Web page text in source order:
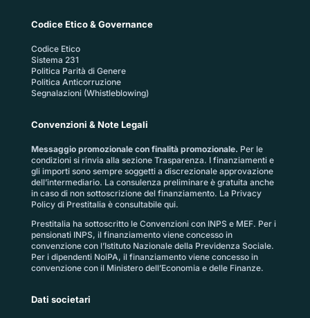
Codice Etico & Governance
Codice Etico
Sistema 231
Politica Parità di Genere
Politica Anticorruzione
Segnalazioni (Whistleblowing)
Convenzioni & Note Legali
Messaggio promozionale con finalità promozionale. Per le
condizioni si rinvia alla sezione Trasparenza. I finanziamenti e
gli importi sono sempre soggetti a discrezionale approvazione
dell’intermediario. La consulenza preliminare è gratuita anche
in caso di non sottoscrizione del finanziamento. La Privacy
Policy di Prestitalia è consultabile qui.
Prestitalia ha sottoscritto le Convenzioni con INPS e MEF. Per i
pensionati INPS, il finanziamento viene concesso in
convenzione con l’Istituto Nazionale della Previdenza Sociale.
Per i dipendenti NoiPA, il finanziamento viene concesso in
convenzione con il Ministero dell’Economia e delle Finanze.
Dati societari